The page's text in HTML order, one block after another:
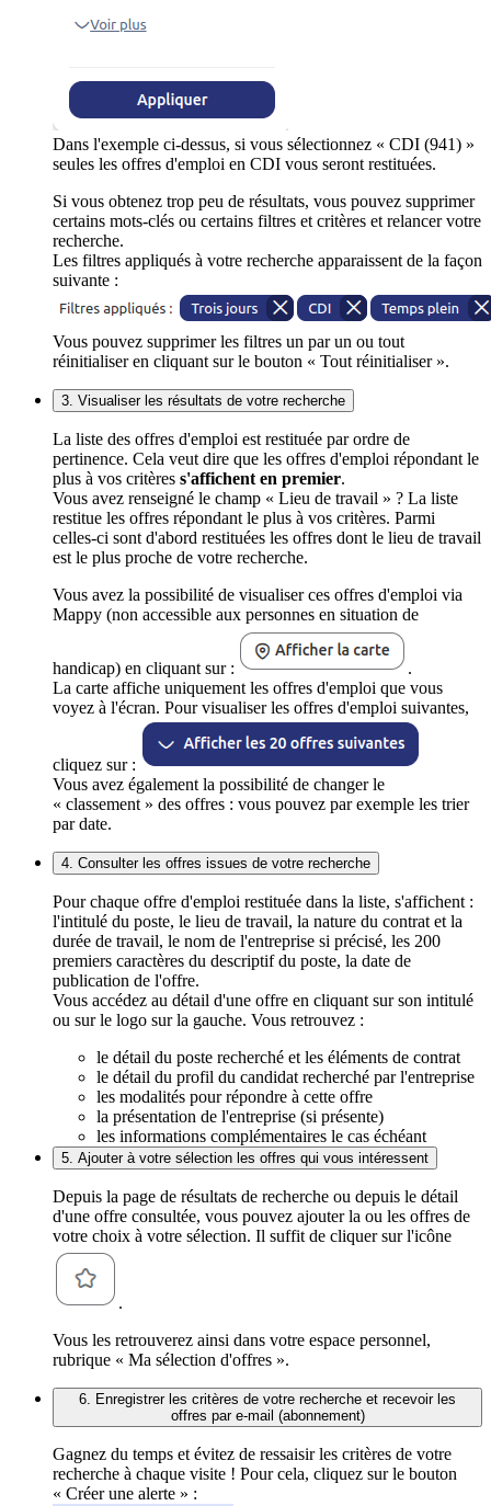
Dans l'exemple ci-dessus, si vous sélectionnez « CDI (941) »
seules les offres d'emploi en CDI vous seront restituées.
Si vous obtenez trop peu de résultats, vous pouvez supprimer
certains mots-clés ou certains filtres et critères et relancer votre
recherche.
Les filtres appliqués à votre recherche apparaissent de la façon
suivante :
Vous pouvez supprimer les filtres un par un ou tout
réinitialiser en cliquant sur le bouton « Tout réinitialiser ».
3. Visualiser les résultats de votre recherche
La liste des offres d'emploi est restituée par ordre de
pertinence. Cela veut dire que les offres d'emploi répondant le
plus à vos critères s'affichent en premier.
Vous avez renseigné le champ « Lieu de travail » ? La liste
restitue les offres répondant le plus à vos critères. Parmi
celles-ci sont d'abord restituées les offres dont le lieu de travail
est le plus proche de votre recherche.
Vous avez la possibilité de visualiser ces offres d'emploi via
Mappy (non accessible aux personnes en situation de
handicap) en cliquant sur :
.
La carte affiche uniquement les offres d'emploi que vous
voyez à l'écran. Pour visualiser les offres d'emploi suivantes,
cliquez sur :
Vous avez également la possibilité de changer le
« classement » des offres : vous pouvez par exemple les trier
par date.
4. Consulter les offres issues de votre recherche
Pour chaque offre d'emploi restituée dans la liste, s'affichent :
l'intitulé du poste, le lieu de travail, la nature du contrat et la
durée de travail, le nom de l'entreprise si précisé, les 200
premiers caractères du descriptif du poste, la date de
publication de l'offre.
Vous accédez au détail d'une offre en cliquant sur son intitulé
ou sur le logo sur la gauche. Vous retrouvez :
le détail du poste recherché et les éléments de contrat
le détail du profil du candidat recherché par l'entreprise
les modalités pour répondre à cette offre
la présentation de l'entreprise (si présente)
les informations complémentaires le cas échéant
5. Ajouter à votre sélection les offres qui vous intéressent
Depuis la page de résultats de recherche ou depuis le détail
d'une offre consultée, vous pouvez ajouter la ou les offres de
votre choix à votre sélection. Il suffit de cliquer sur l'icône
.
Vous les retrouverez ainsi dans votre espace personnel,
rubrique « Ma sélection d'offres ».
6. Enregistrer les critères de votre recherche et recevoir les
offres par e-mail (abonnement)
Gagnez du temps et évitez de ressaisir les critères de votre
recherche à chaque visite ! Pour cela, cliquez sur le bouton
« Créer une alerte » :